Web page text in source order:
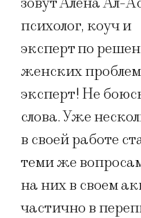
психолог, коуч и
эксперт по
женских
эксперт! Не
слова. Уже
в своей работе
теми же
на них в своем
частично в